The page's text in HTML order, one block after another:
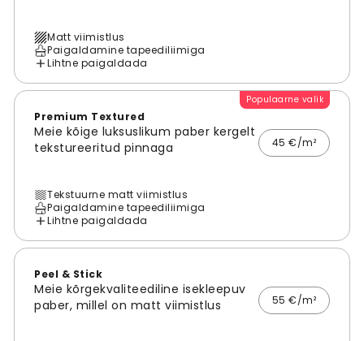
Matt viimistlus
Paigaldamine tapeediliimiga
Lihtne paigaldada
Populaarne valik
Premium Textured
Meie kõige luksuslikum paber kergelt
tekstureeritud pinnaga
45 €/m²
Tekstuurne matt viimistlus
Paigaldamine tapeediliimiga
Lihtne paigaldada
Peel & Stick
Meie kõrgekvaliteediline isekleepuv
paber, millel on matt viimistlus
55 €/m²